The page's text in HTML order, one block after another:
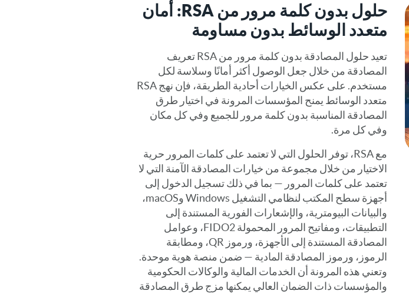
حلول بدون كلمة مرور من RSA: أمان
متعدد الوسائط بدون مساومة
تعيد حلول المصادقة بدون كلمة مرور من RSA تعريف
المصادقة من خلال جعل الوصول أكثر أمانًا وسلاسة لكل
مستخدم. على عكس الخيارات أحادية الطريقة، فإن نهج RSA
متعدد الوسائط يمنح المؤسسات المرونة في اختيار طرق
المصادقة المناسبة بدون كلمة مرور للجميع وفي كل مكان
وفي كل مرة.
مع RSA، توفر الحلول التي لا تعتمد على كلمات المرور حرية
الاختيار من خلال مجموعة من خيارات المصادقة الآمنة التي لا
تعتمد على كلمات المرور — بما في ذلك تسجيل الدخول إلى
أجهزة سطح المكتب لنظامي التشغيل Windows وmacOS،
والبيانات البيومترية، والإشعارات الفورية المستندة إلى
التطبيقات، ومفاتيح المرور المحمولة FIDO2، وعوامل
المصادقة المستندة إلى الأجهزة، ورموز QR، ومطابقة
الرموز، ورموز المصادقة المادية — ضمن منصة هوية موحدة.
وتعني هذه المرونة أن الخدمات المالية والوكالات الحكومية
والمؤسسات ذات الضمان العالي يمكنها مزج طرق المصادقة